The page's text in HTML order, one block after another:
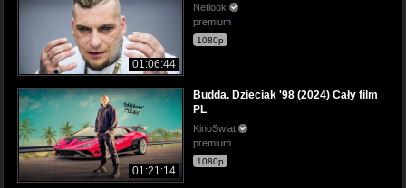
01:06:44
Netlook
premium
1080p
01:21:14
Budda. Dzieciak '98 (2024) Cały film
PL
KinoSwiat
premium
1080p